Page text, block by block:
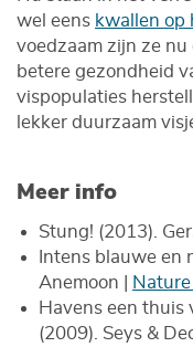
wel eens kwallen op
voedzaam zijn ze nu
betere gezondheid
vispopulaties
lekker duurzaam
Meer info
Stung! (2013).
Intens blauwe en
Anemoon |
Havens een thuis
(2009). Seys &